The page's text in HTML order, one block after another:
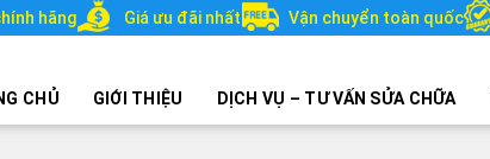
hãng Giá ưu đãi nhất Vận chuyển toàn quốc
CHỦ GIỚI THIỆU DỊCH VỤ – TƯ VẤN SỬA CHỮA